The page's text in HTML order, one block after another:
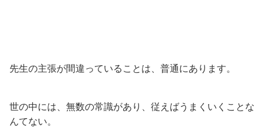
先生の主張が間違っていることは、普通にあります。
世の中には、無数の常識があり、従えばうまくいくことな
んてない。